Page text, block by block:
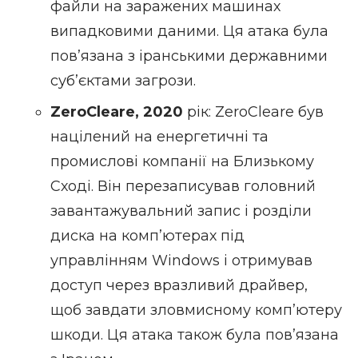
файли на заражених машинах
випадковими даними. Ця атака була
пов’язана з іранськими державними
суб’єктами загрози.
ZeroCleare, 2020 рік: ZeroCleare був
націлений на енергетичні та
промислові компанії на Близькому
Сході. Він перезаписував головний
завантажувальний запис і розділи
диска на комп’ютерах під
управлінням Windows і отримував
доступ через вразливий драйвер,
щоб завдати зловмисному комп’ютеру
шкоди. Ця атака також була пов’язана